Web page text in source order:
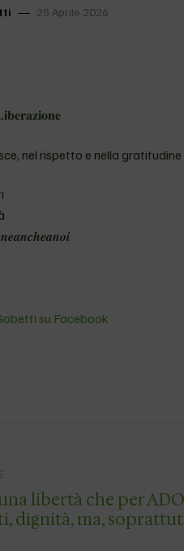
25 Aprile 2026
nel rispetto e nella
su Facebook
che per ADOA
dignità, ma,